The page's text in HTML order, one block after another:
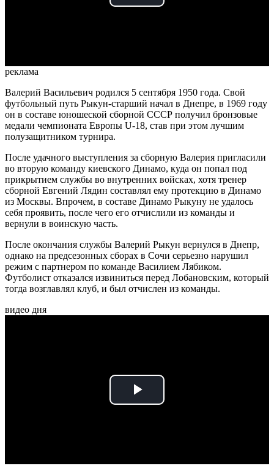
Play
реклама
Валерий Васильевич родился 5 сентября 1950 года. Свой
футбольный путь Рыкун-старший начал в Днепре, в 1969 году
он в составе юношеской сборной СССР получил бронзовые
медали чемпионата Европы U-18, став при этом лучшим
полузащитником турнира.
После удачного выступления за сборную Валерия пригласили
во вторую команду киевского Динамо, куда он попал под
прикрытием службы во внутренних войсках, хотя тренер
сборной Евгений Лядин составлял ему протекцию в Динамо
из Москвы. Впрочем, в составе Динамо Рыкуну не удалось
себя проявить, после чего его отчислили из команды и
вернули в воинскую часть.
После окончания службы Валерий Рыкун вернулся в Днепр,
однако на предсезонных сборах в Сочи серьезно нарушил
режим с партнером по команде Василием Лябиком.
Футболист отказался извиниться перед Лобановским, который
тогда возглавлял клуб, и был отчислен из команды.
видео дня
Play